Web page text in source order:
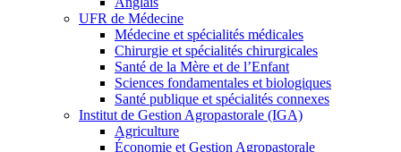
UFR de Médecine
Médecine et spécialités médicales
Chirurgie et spécialités chirurgicales
Santé de la Mère et de l’Enfant
Sciences fondamentales et biologiques
Santé publique et spécialités connexes
Institut de Gestion Agropastorale (IGA)
Agriculture
Économie et Gestion Agropastorale